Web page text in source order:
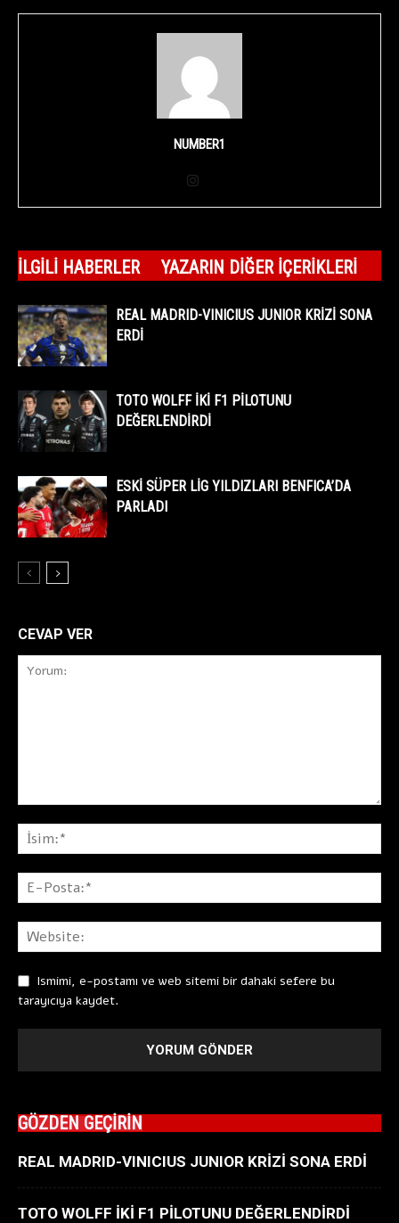
NUMBER1
İLGILI HABERLER YAZARIN DIĞER İÇERIKLERI
REAL MADRID-VINICIUS JUNIOR KRİZİ SONA
ERDİ
TOTO WOLFF İKİ F1 PİLOTUNU
DEĞERLENDİRDİ
ESKİ SÜPER LİG YILDIZLARI BENFICA’DA
PARLADI
CEVAP VER
Ismimi, e-postamı ve web sitemi bir dahaki sefere bu
tarayıcıya kaydet.
GÖZDEN GEÇİRİN
REAL MADRID-VINICIUS JUNIOR KRİZİ SONA ERDİ
TOTO WOLFF İKİ F1 PİLOTUNU DEĞERLENDİRDİ